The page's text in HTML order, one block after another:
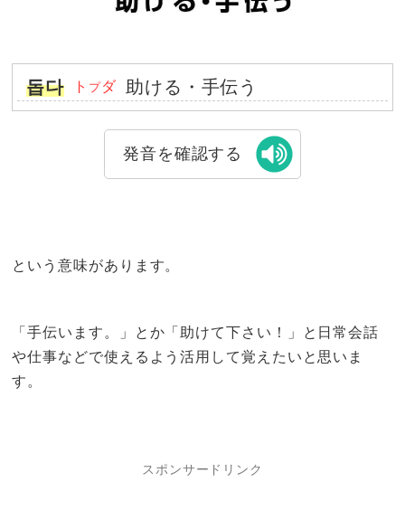
돕다 ト プダ 助ける・手伝う
発音を確認する
という意味があります。
「手伝います。」とか「助けて下さい！」と日常会話
や仕事などで使えるよう活用して覚えたいと思いま
す。
スポンサードリンク